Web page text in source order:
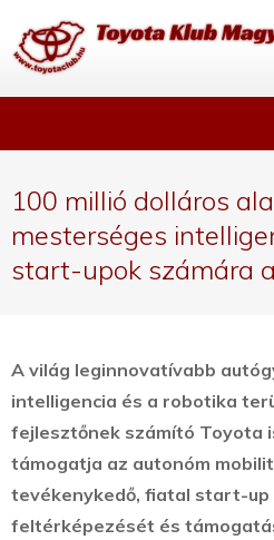
100 millió dolláros
mesterséges
start-upok számára
A világ leginnovatívabb
intelligencia és a robotika
fejlesztőnek számító Toyota
támogatja az autonóm
tevékenykedő, fiatal start-up
feltérképezését és